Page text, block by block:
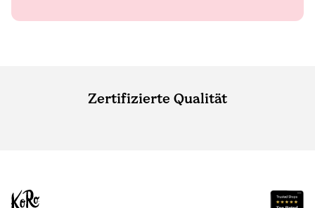
Zertifizierte Qualität